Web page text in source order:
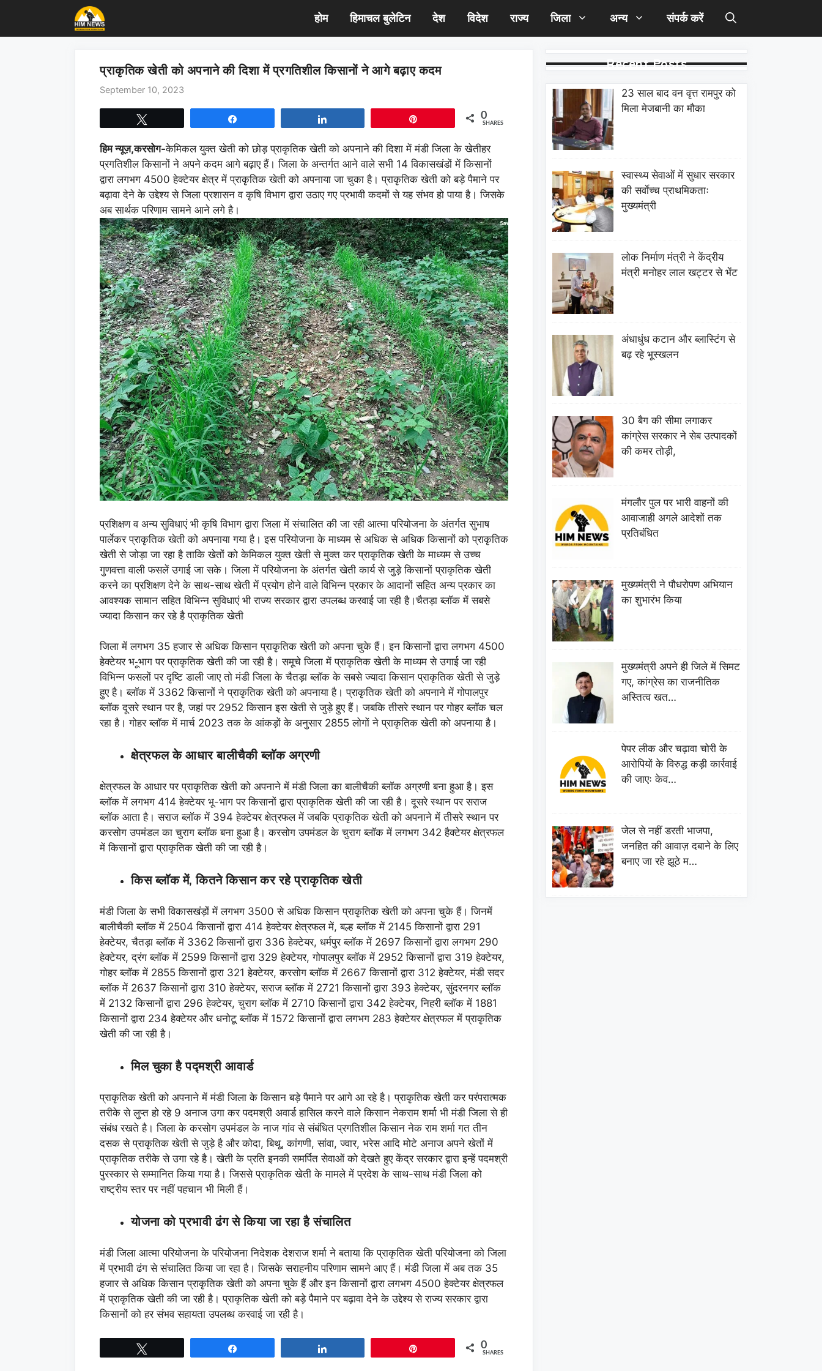
content
होम हिमाचल बुलेटिन देश विदेश राज्य जिला अन्य संपर्क करें
प्राकृतिक खेती को अपनाने की दिशा में प्रगतिशील किसानों ने आगे बढ़ाए कदम
September 10, 2023
0
SHARES
हिम न्यूज़,करसोग-केमिकल युक्त खेती को छोड़ प्राकृतिक खेती को अपनाने की दिशा में मंडी जिला के खेतीहर
प्रगतिशील किसानों ने अपने कदम आगे बढ़ाए हैं। जिला के अन्तर्गत आने वाले सभी 14 विकासखंडों में किसानों
द्वारा लगभग 4500 हेक्टेयर क्षेत्र में प्राकृतिक खेती को अपनाया जा चुका है। प्राकृतिक खेती को बड़े पैमाने पर
बढ़ावा देने के उद्देश्य से जिला प्रशासन व कृषि विभाग द्वारा उठाए गए प्रभावी कदमों से यह संभव हो पाया है। जिसके
अब सार्थक परिणाम सामने आने लगे है।
प्रशिक्षण व अन्य सुविधाएं भी कृषि विभाग द्वारा जिला में संचालित की जा रही आत्मा परियोजना के अंतर्गत सुभाष
पार्लेकर प्राकृतिक खेती को अपनाया गया है। इस परियोजना के माध्यम से अधिक से अधिक किसानों को प्राकृतिक
खेती से जोड़ा जा रहा है ताकि खेतों को केमिकल युक्त खेती से मुक्त कर प्राकृतिक खेती के माध्यम से उच्च
गुणवत्ता वाली फसलें उगाई जा सके। जिला में परियोजना के अंतर्गत खेती कार्य से जुड़े किसानों प्राकृतिक खेती
करने का प्रशिक्षण देने के साथ-साथ खेती में प्रयोग होने वाले विभिन्न प्रकार के आदानों सहित अन्य प्रकार का
आवश्यक सामान सहित विभिन्न सुविधाएं भी राज्य सरकार द्वारा उपलब्ध करवाई जा रही है।चैतड़ा ब्लाॅक में सबसे
ज्यादा किसान कर रहे है प्राकृतिक खेती
जिला में लगभग 35 हजार से अधिक किसान प्राकृतिक खेती को अपना चुके हैं। इन किसानों द्वारा लगभग 4500
हेक्टेयर भ-ूभाग पर प्राकृतिक खेती की जा रही है। समूचे जिला में प्राकृतिक खेती के माध्यम से उगाई जा रही
विभिन्न फसलों पर दृष्टि डाली जाए तो मंडी जिला के चैतड़ा ब्लाॅक के सबसे ज्यादा किसान प्राकृतिक खेती से जुड़े
हुए है। ब्लाॅक में 3362 किसानों ने प्राकृतिक खेती को अपनाया है। प्राकृतिक खेती को अपनाने में गोपालपुर
ब्लाॅक दूसरे स्थान पर है, जहां पर 2952 किसान इस खेती से जुड़े हुए हैं। जबकि तीसरे स्थान पर गोहर ब्लाॅक चल
रहा है। गोहर ब्लाॅक में मार्च 2023 तक के आंकड़ों के अनुसार 2855 लोगों ने प्राकृतिक खेती को अपनाया है।
क्षेत्रफल के आधार बालीचैकी ब्लाॅक अग्रणी
क्षेत्रफल के आधार पर प्राकृतिक खेती को अपनाने में मंडी जिला का बालीचैकी ब्लाॅक अग्रणी बना हुआ है। इस
ब्लाॅक में लगभग 414 हेक्टेयर भू-भाग पर किसानों द्वारा प्राकृतिक खेती की जा रही है। दूसरे स्थान पर सराज
ब्लाॅक आता है। सराज ब्लाॅक में 394 हेक्टेयर क्षेत्रफल में जबकि प्राकृतिक खेती को अपनाने में तीसरे स्थान पर
करसोग उपमंडल का चुराग ब्लाॅक बना हुआ है। करसोग उपमंडल के चुराग ब्लाॅक में लगभग 342 हैक्टेयर क्षेत्रफल
में किसानों द्वारा प्राकृतिक खेती की जा रही है।
किस ब्लाॅक में, कितने किसान कर रहे प्राकृतिक खेती
मंडी जिला के सभी विकासखंड़ों में लगभग 3500 से अधिक किसान प्राकृतिक खेती को अपना चुके हैं। जिनमें
बालीचैकी ब्लाॅक में 2504 किसानों द्वारा 414 हेक्टेयर क्षेत्रफल में, बल्ह ब्लाॅक में 2145 किसानों द्वारा 291
हेक्टेयर, चैतड़ा ब्लाॅक में 3362 किसानों द्वारा 336 हेक्टेयर, धर्मपुर ब्लाॅक में 2697 किसानों द्वारा लगभग 290
हेक्टेयर, द्रंग ब्लाॅक में 2599 किसानों द्वारा 329 हेक्टेयर, गोपालपुर ब्लाॅक में 2952 किसानों द्वारा 319 हेक्टेयर,
गोहर ब्लाॅक में 2855 किसानों द्वारा 321 हेक्टेयर, करसोग ब्लाॅक में 2667 किसानों द्वारा 312 हेक्टेयर, मंडी सदर
ब्लाॅक में 2637 किसानों द्वारा 310 हेक्टेयर, सराज ब्लाॅक में 2721 किसानों द्वारा 393 हेक्टेयर, सुंदरनगर ब्लाॅक
में 2132 किसानों द्वारा 296 हेक्टेयर, चुराग ब्लाॅक में 2710 किसानों द्वारा 342 हेक्टेयर, निहरी ब्लाॅक में 1881
किसानों द्वारा 234 हेक्टेयर और धनोटू ब्लाॅक में 1572 किसानों द्वारा लगभग 283 हेक्टेयर क्षेत्रफल में प्राकृतिक
खेती की जा रही है।
मिल चुका है पद्मश्री आवार्ड
प्राकृतिक खेती को अपनाने में मंडी जिला के किसान बड़े पैमाने पर आगे आ रहे है। प्राकृतिक खेती कर परंपरात्मक
तरीके से लुप्त हो रहे 9 अनाज उगा कर पदमश्री अवार्ड हासिल करने वाले किसान नेकराम शर्मा भी मंडी जिला से ही
संबंध रखते है। जिला के करसोग उपमंडल के नाज गांव से संबंधित प्रगतिशील किसान नेक राम शर्मा गत तीन
दसक से प्राकृतिक खेती से जुड़े है और कोदा, बिथू, कांगणी, सांवा, ज्वार, भरेस आदि मोटे अनाज अपने खेतों में
प्राकृतिक तरीके से उगा रहे है। खेती के प्रति इनकी समर्पित सेवाओं को देखते हुए केंद्र सरकार द्वारा इन्हें पदमश्री
पुरस्कार से सम्मानित किया गया है। जिससे प्राकृतिक खेती के मामले में प्रदेश के साथ-साथ मंडी जिला को
राष्ट्रीय स्तर पर नहीं पहचान भी मिली हैं।
योजना को प्रभावी ढंग से किया जा रहा है संचालित
मंडी जिला आत्मा परियोजना के परियोजना निदेशक देशराज शर्मा ने बताया कि प्राकृतिक खेती परियोजना को जिला
में प्रभावी ढंग से संचालित किया जा रहा है। जिसके सराहनीय परिणाम सामने आए हैं। मंडी जिला में अब तक 35
हजार से अधिक किसान प्राकृतिक खेती को अपना चुके हैं और इन किसानों द्वारा लगभग 4500 हेक्टेयर क्षेत्रफल
में प्राकृतिक खेती की जा रही है। प्राकृतिक खेती को बड़े पैमाने पर बढ़ावा देने के उद्देश्य से राज्य सरकार द्वारा
किसानों को हर संभव सहायता उपलब्ध करवाई जा रही है।
0
SHARES
Recent Posts
23 साल बाद वन वृत्त रामपुर को
मिला मेजबानी का मौका
स्वास्थ्य सेवाओं में सुधार सरकार
की सर्वाेच्च प्राथमिकताः
मुख्यमंत्री
लोक निर्माण मंत्री ने केंद्रीय
मंत्री मनोहर लाल खट्टर से भेंट
अंधाधुंध कटान और ब्लास्टिंग से
बढ़ रहे भूस्खलन
30 बैग की सीमा लगाकर
कांग्रेस सरकार ने सेब उत्पादकों
की कमर तोड़ी,
मंगलौर पुल पर भारी वाहनों की
आवाजाही अगले आदेशों तक
प्रतिबंधित
मुख्यमंत्री ने पौधरोपण अभियान
का शुभारंभ किया
मुख्यमंत्री अपने ही जिले में सिमट
गए, कांग्रेस का राजनीतिक
अस्तित्व खत…
पेपर लीक और चढ़ावा चोरी के
आरोपियों के विरुद्ध कड़ी कार्रवाई
की जाएः केव…
जेल से नहीं डरती भाजपा,
जनहित की आवाज़ दबाने के लिए
बनाए जा रहे झूठे म…